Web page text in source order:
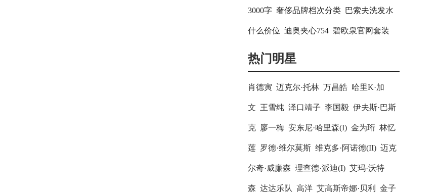
3000字 奢侈品牌档次分类 巴索夫洗发水
什么价位 迪奥夹心754 碧欧泉官网套装
热门明星
肖德寅 迈克尔·托林 万昌皓 哈里K·加
文 王雪纯 泽口靖子 李国毅 伊夫斯·巴斯
克 廖一梅 安东尼·哈里森(I) 金为珩 林忆
莲 罗德·维尔莫斯 维克多·阿诺德(II) 迈克
尔奇·威廉森 理查德·派迪(I) 艾玛·沃特
森 达达乐队 高洋 艾高斯帝娜·贝利 金子